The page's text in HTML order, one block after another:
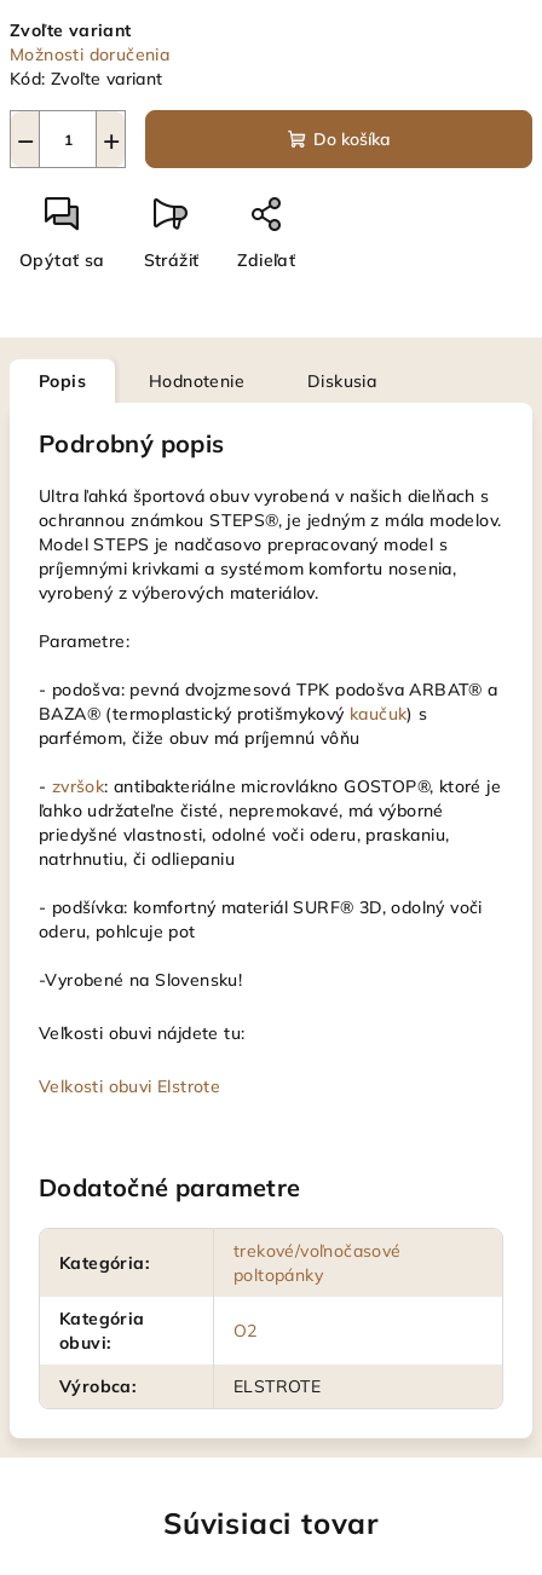
cena:
Zvoľte variant
Možnosti doručenia
Kód: Zvoľte variant
+
− Do košíka
Opýtať sa Strážiť Zdieľať
Popis Hodnotenie Diskusia
Podrobný popis
Ultra ľahká športová obuv vyrobená v našich dielňach s
ochrannou známkou STEPS®, je jedným z mála modelov.
Model STEPS je nadčasovo prepracovaný model s
príjemnými krivkami a systémom komfortu nosenia,
vyrobený z výberových materiálov.
Parametre:
- podošva: pevná dvojzmesová TPK podošva ARBAT® a
BAZA® (termoplastický protišmykový kaučuk) s
parfémom, čiže obuv má príjemnú vôňu
- zvršok: antibakteriálne microvlákno GOSTOP®, ktoré je
ľahko udržateľne čisté, nepremokavé, má výborné
priedyšné vlastnosti, odolné voči oderu, praskaniu,
natrhnutiu, či odliepaniu
- podšívka: komfortný materiál SURF® 3D, odolný voči
oderu, pohlcuje pot
-Vyrobené na Slovensku!
Veľkosti obuvi nájdete tu:
Velkosti obuvi Elstrote
Dodatočné parametre
Kategória:
trekové/voľnočasové
poltopánky
Kategória
obuvi:
O2
Výrobca: ELSTROTE
Súvisiaci tovar